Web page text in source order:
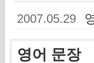
2007.05.29
영어 문장